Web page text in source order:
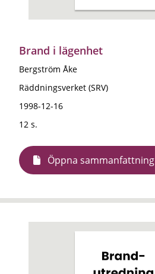
Brand i lägenhet
Bergström Åke
Räddningsverket (SRV)
1998-12-16
12 s.
Öppna sammanfattning